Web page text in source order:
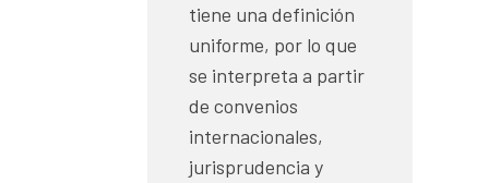
tiene una definición
uniforme, por lo que
se interpreta a partir
de convenios
internacionales,
jurisprudencia y